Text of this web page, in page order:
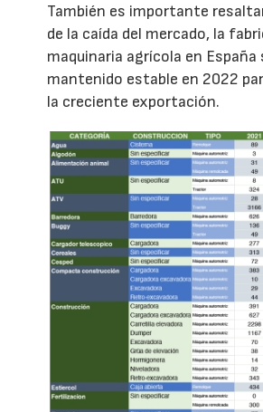
También es importante
de la caída del mercado, la
maquinaria agrícola en España
mantenido estable en 2022
la creciente exportación.